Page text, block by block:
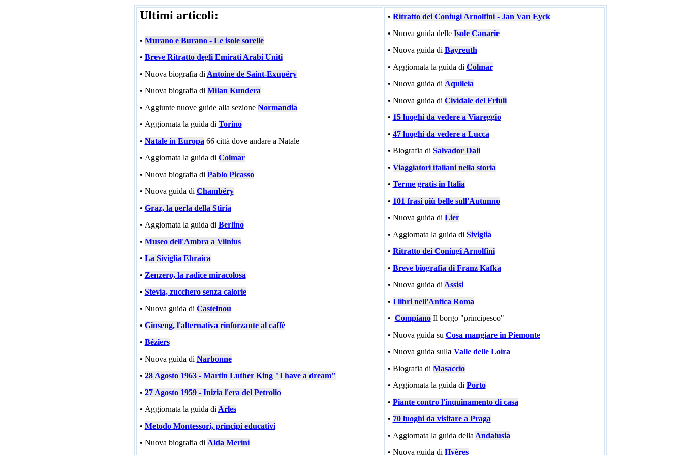
Ultimi articoli:
• Murano e Burano - Le isole sorelle
• Breve Ritratto degli Emirati Arabi Uniti
• Nuova biografia di Antoine de Saint-Exupéry
• Nuova biografia di Milan Kundera
• Aggiunte nuove guide alla sezione Normandia
• Aggiornata la guida di Torino
• Natale in Europa 66 città dove andare a Natale
• Aggiornata la guida di Colmar
• Nuova biografia di Pablo Picasso
• Nuova guida di Chambéry
• Graz, la perla della Stiria
• Aggiornata la guida di Berlino
• Museo dell'Ambra a Vilnius
• La Siviglia Ebraica
• Zenzero, la radice miracolosa
• Stevia, zucchero senza calorie
• Nuova guida di Castelnou
• Ginseng, l'alternativa rinforzante al caffè
• Béziers
• Nuova guida di Narbonne
• 28 Agosto 1963 - Martin Luther King "I have a dream"
• 27 Agosto 1959 - Inizia l'era del Petrolio
• Aggiornata la guida di Arles
• Metodo Montessori, principi educativi
• Nuova biografia di Alda Merini
• Ritratto dei Coniugi Arnolfini - Jan Van Eyck
• Nuova guida delle Isole Canarie
• Nuova guida di Bayreuth
• Aggiornata la guida di Colmar
• Nuova guida di Aquileia
• Nuova guida di Cividale del Friuli
• 15 luoghi da vedere a Viareggio
• 47 luoghi da vedere a Lucca
• Biografia di Salvador Dalì
• Viaggiatori italiani nella storia
• Terme gratis in Italia
• 101 frasi più belle sull'Autunno
• Nuova guida di Lier
• Aggiornata la guida di Siviglia
• Ritratto dei Coniugi Arnolfini
• Breve biografia di Franz Kafka
• Nuova guida di Assisi
• I libri nell'Antica Roma
• Compiano Il borgo "principesco"
• Nuova guida su Cosa mangiare in Piemonte
• Nuova guida sulla Valle delle Loira
• Biografia di Masaccio
• Aggiornata la guida di Porto
• Piante contro l'inquinamento di casa
• 70 luoghi da visitare a Praga
• Aggiornata la guida della Andalusia
• Nuova guida di Hyères